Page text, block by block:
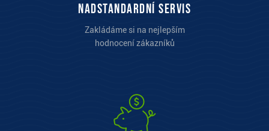
Nadstandardní servis
Zakládáme si na nejlepším
hodnocení zákazníků